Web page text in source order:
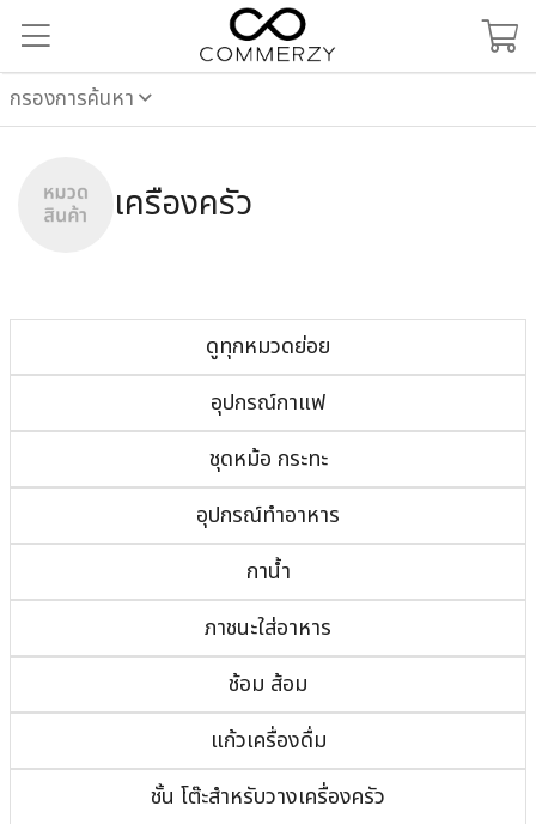
กรองการค้นหา
เครื่องครัว
ดูทุกหมวดย่อย
อุปกรณ์กาแฟ
ชุดหม้อ กระทะ
อุปกรณ์ทำอาหาร
กาน้ำ
ภาชนะใส่อาหาร
ช้อม ส้อม
แก้วเครื่องดื่ม
ชั้น โต๊ะสำหรับวางเครื่องครัว